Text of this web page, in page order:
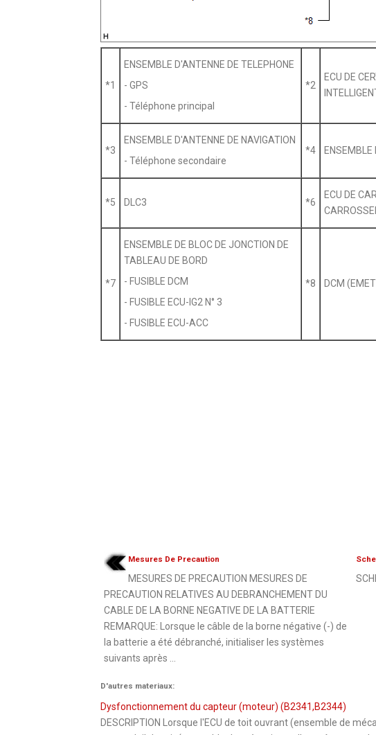
*1
ENSEMBLE D'ANTENNE DE TELEPHONE
- GPS
- Téléphone principal
*2
ECU DE
*3
ENSEMBLE D'ANTENNE DE NAVIGATION
- Téléphone secondaire
*4
*5 DLC3 *6
ECU DE
*7
ENSEMBLE DE BLOC DE JONCTION DE
TABLEAU DE BORD
- FUSIBLE DCM
- FUSIBLE ECU-IG2 N° 3
- FUSIBLE ECU-ACC
*8 DCM
Mesures De Precaution
MESURES DE PRECAUTION MESURES DE
PRECAUTION RELATIVES AU DEBRANCHEMENT DU
CABLE DE LA BORNE NEGATIVE DE LA BATTERIE
REMARQUE: Lorsque le câble de la borne négative (-) de
la batterie a été débranché, initialiser les systèmes
suivants après ...
D'autres materiaux:
Dysfonctionnement du capteur (moteur) (B2341,B2344)
DESCRIPTION Lorsque l'ECU de toit ouvrant (ensemble de